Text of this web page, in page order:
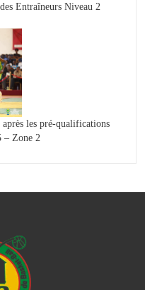
Entraîneurs Niveau 2
les pré-qualifications
– Zone 2